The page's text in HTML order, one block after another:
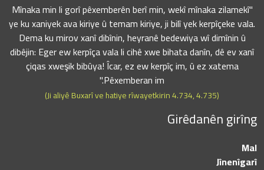
"Mînaka min li gorî pêxemberên berî min, wekî mînaka zilamekî
ye ku xaniyek ava kiriye û temam kiriye, ji bilî yek kerpîçeke vala.
Dema ku mirov xanî dibînin, heyranê bedewiya wî dimînin û
dibêjin: Eger ew kerpîça vala li cihê xwe bihata danîn, dê ev xanî
çiqas xweşik bibûya! Îcar, ez ew kerpîç im, û ez xatema
Pêxemberan im."
(Ji aliyê Buxarî ve hatiye rîwayetkirin 4.734, 4.735)
Girêdanên girîng
Mal
Jînenîgarî